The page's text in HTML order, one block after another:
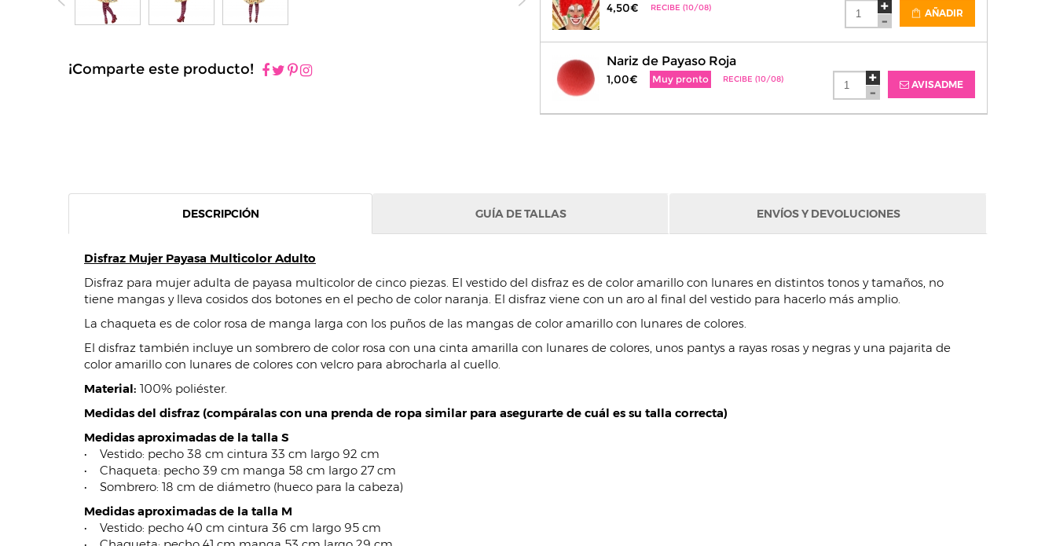
¡Comparte este producto!
4,50€ RECIBE (10/08) AÑADIR
Nariz de Payaso Roja
1,00€ Muy pronto RECIBE (10/08) AVISADME
DESCRIPCIÓN GUÍA DE TALLAS ENVÍOS Y DEVOLUCIONES
Disfraz Mujer Payasa Multicolor Adulto
Disfraz para mujer adulta de payasa multicolor de cinco piezas. El vestido del disfraz es de color amarillo con lunares en distintos tonos y tamaños, no
tiene mangas y lleva cosidos dos botones en el pecho de color naranja. El disfraz viene con un aro al final del vestido para hacerlo más amplio.
La chaqueta es de color rosa de manga larga con los puños de las mangas de color amarillo con lunares de colores.
El disfraz también incluye un sombrero de color rosa con una cinta amarilla con lunares de colores, unos pantys a rayas rosas y negras y una pajarita de
color amarillo con lunares de colores con velcro para abrocharla al cuello.
Material: 100% poliéster.
Medidas del disfraz (compáralas con una prenda de ropa similar para asegurarte de cuál es su talla correcta)
Medidas aproximadas de la talla S
• Vestido: pecho 38 cm cintura 33 cm largo 92 cm
• Chaqueta: pecho 39 cm manga 58 cm largo 27 cm
• Sombrero: 18 cm de diámetro (hueco para la cabeza)
Medidas aproximadas de la talla M
• Vestido: pecho 40 cm cintura 36 cm largo 95 cm